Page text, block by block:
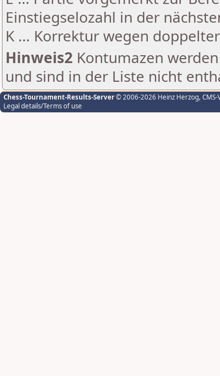
Einstiegselozahl in der
K ... Korrektur wegen
Hinweis2 Kontumazen
und sind in der Liste nicht
Chess-Tournament-Results-Server© 2006-2026 Heinz Herzog,
Legal details/Terms of use